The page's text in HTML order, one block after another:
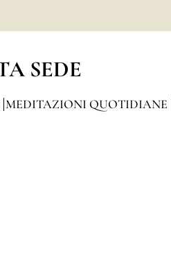
SEDE
MEDITAZIONI QUOTIDIANE